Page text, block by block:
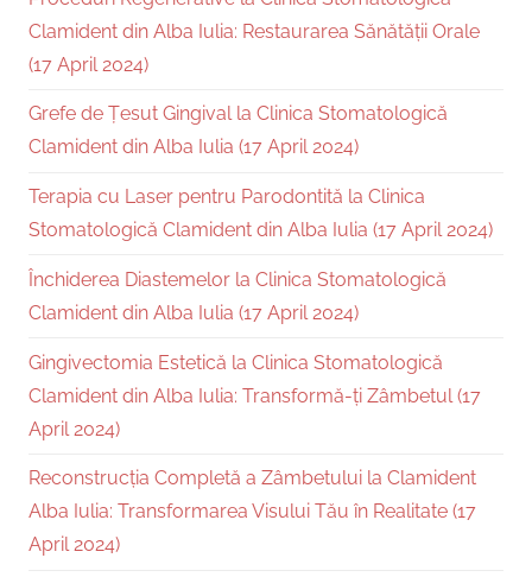
Clamident din Alba Iulia: Restaurarea Sănătății Orale
(17 April 2024)
Grefe de Țesut Gingival la Clinica Stomatologică
Clamident din Alba Iulia (17 April 2024)
Terapia cu Laser pentru Parodontită la Clinica
Stomatologică Clamident din Alba Iulia (17 April 2024)
Închiderea Diastemelor la Clinica Stomatologică
Clamident din Alba Iulia (17 April 2024)
Gingivectomia Estetică la Clinica Stomatologică
Clamident din Alba Iulia: Transformă-ți Zâmbetul (17
April 2024)
Reconstrucția Completă a Zâmbetului la Clamident
Alba Iulia: Transformarea Visului Tău în Realitate (17
April 2024)